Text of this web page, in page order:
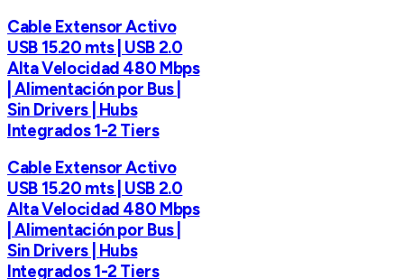
Cable Extensor Activo
USB 15.20 mts | USB 2.0
Alta Velocidad 480 Mbps
| Alimentación por Bus |
Sin Drivers | Hubs
Integrados 1-2 Tiers
Cable Extensor Activo
USB 15.20 mts | USB 2.0
Alta Velocidad 480 Mbps
| Alimentación por Bus |
Sin Drivers | Hubs
Integrados 1-2 Tiers